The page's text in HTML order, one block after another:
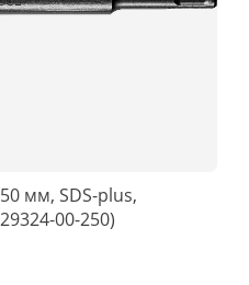
мм, SDS-plus,
00-250)